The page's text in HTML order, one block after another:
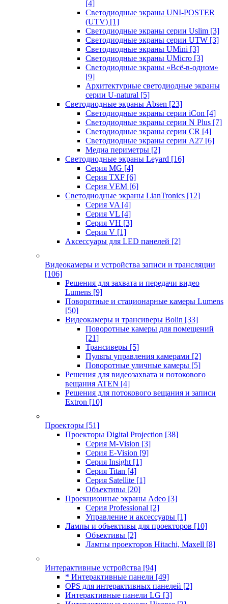
[4]
Светодиодные экраны UNI-POSTER
(UTV) [1]
Светодиодные экраны серии Uslim [3]
Светодиодные экраны серии UTW [3]
Светодиодные экраны UMini [3]
Светодиодные экраны UMicro [3]
Светодиодные экраны «Всё-в-одном»
[9]
Архитектурные светодиодные экраны
серии U-natural [5]
Светодиодные экраны Absen [23]
Светодиодные экраны серии iCon [4]
Светодиодные экраны серии N Plus [7]
Светодиодные экраны серии CR [4]
Светодиодные экраны серии А27 [6]
Медиа периметры [2]
Светодиодные экраны Leyard [16]
Серия MG [4]
Серия TXF [6]
Серия VEM [6]
Светодиодные экраны LianTronics [12]
Серия VA [4]
Серия VL [4]
Серия VH [3]
Серия V [1]
Аксессуары для LED панелей [2]
Видеокамеры и устройства записи и трансляции
[106]
Решения для захвата и передачи видео
Lumens [9]
Поворотные и стационарные камеры Lumens
[50]
Видеокамеры и трансиверы Bolin [33]
Поворотные камеры для помещений
[21]
Трансиверы [5]
Пульты управления камерами [2]
Поворотные уличные камеры [5]
Решения для видеозахвата и потокового
вещания ATEN [4]
Решения для потокового вещания и записи
Extron [10]
Проекторы [51]
Проекторы Digital Projection [38]
Серия M-Vision [3]
Серия E-Vision [9]
Серия Insight [1]
Серия Titan [4]
Серия Satellite [1]
Объективы [20]
Проекционные экраны Adeo [3]
Серия Professional [2]
Управление и аксессуары [1]
Лампы и объективы для проекторов [10]
Объективы [2]
Лампы проекторов Hitachi, Maxell [8]
Интерактивные устройства [94]
* Интерактивные панели [49]
OPS для интерактивных панелей [2]
Интерактивные панели LG [3]